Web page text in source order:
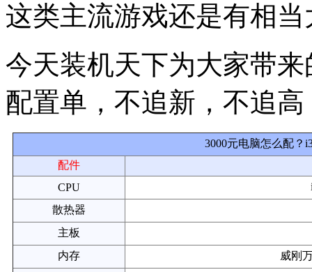
这类主流游戏还是有相
今天装机天下为大家带
配置单，不追新，不追
3000元电脑怎么配？
配件
CPU
散热器
主板
内存
威刚